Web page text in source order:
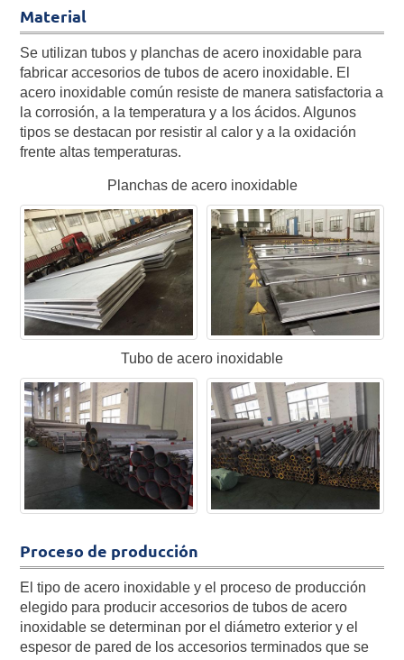
Material
Se utilizan tubos y planchas de acero inoxidable para
fabricar accesorios de tubos de acero inoxidable. El
acero inoxidable común resiste de manera satisfactoria a
la corrosión, a la temperatura y a los ácidos. Algunos
tipos se destacan por resistir al calor y a la oxidación
frente altas temperaturas.
Planchas de acero inoxidable
Tubo de acero inoxidable
Proceso de producción
El tipo de acero inoxidable y el proceso de producción
elegido para producir accesorios de tubos de acero
inoxidable se determinan por el diámetro exterior y el
espesor de pared de los accesorios terminados que se